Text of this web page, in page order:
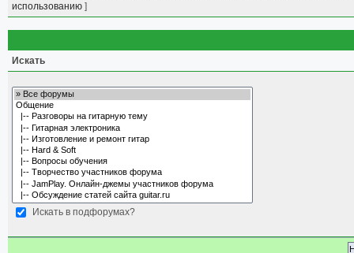
использованию ]
Искать
Искать в подфорумах?